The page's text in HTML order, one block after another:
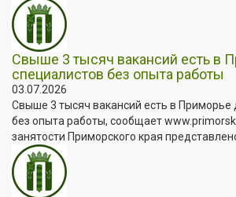
Свыше 3 тысяч вакансий есть в
специалистов без опыта работы
03.07.2026
Свыше 3 тысяч вакансий есть в Приморье
без опыта работы, сообщает
занятости Приморского края